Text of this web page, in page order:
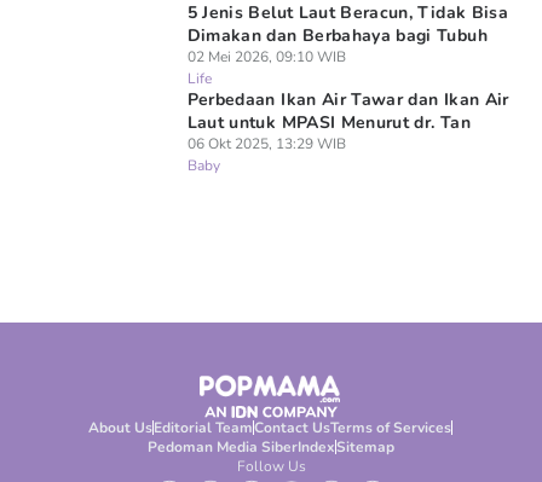
5 Jenis Belut Laut Beracun, Tidak Bisa
Dimakan dan Berbahaya bagi Tubuh
02 Mei 2026, 09:10 WIB
Life
Perbedaan Ikan Air Tawar dan Ikan Air
Laut untuk MPASI Menurut dr. Tan
06 Okt 2025, 13:29 WIB
Baby
About UsEditorial TeamContact UsTerms of Services
Pedoman Media SiberIndexSitemap
Follow Us